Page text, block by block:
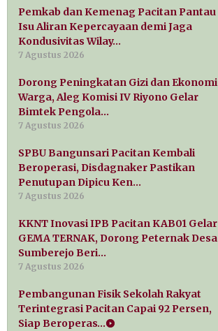
Pemkab dan Kemenag Pacitan Pantau
Isu Aliran Kepercayaan demi Jaga
Kondusivitas Wilay…
7 Agustus 2026
Dorong Peningkatan Gizi dan Ekonomi
Warga, Aleg Komisi IV Riyono Gelar
Bimtek Pengola…
7 Agustus 2026
SPBU Bangunsari Pacitan Kembali
Beroperasi, Disdagnaker Pastikan
Penutupan Dipicu Ken…
7 Agustus 2026
KKNT Inovasi IPB Pacitan KAB01 Gelar
GEMA TERNAK, Dorong Peternak Desa
Sumberejo Beri…
7 Agustus 2026
Pembangunan Fisik Sekolah Rakyat
Terintegrasi Pacitan Capai 92 Persen,
Siap Beroperas…